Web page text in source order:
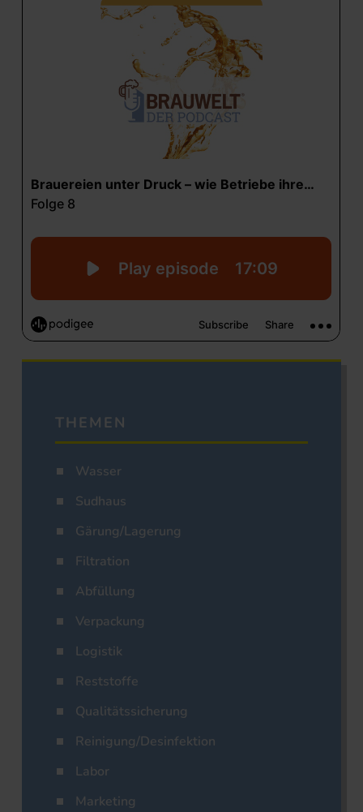
THEMEN
Wasser
Sudhaus
Gärung/Lagerung
Filtration
Abfüllung
Verpackung
Logistik
Reststoffe
Qualitätssicherung
Reinigung/Desinfektion
Labor
Marketing